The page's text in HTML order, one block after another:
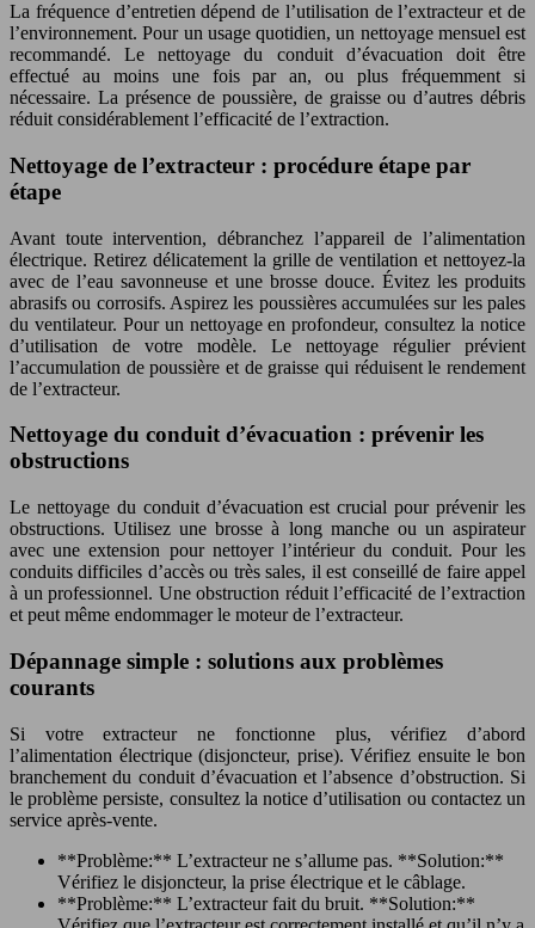
La fréquence d’entretien dépend de l’utilisation de l’extracteur et de
l’environnement. Pour un usage quotidien, un nettoyage mensuel est
recommandé. Le nettoyage du conduit d’évacuation doit être
effectué au moins une fois par an, ou plus fréquemment si
nécessaire. La présence de poussière, de graisse ou d’autres débris
réduit considérablement l’efficacité de l’extraction.
Nettoyage de l’extracteur : procédure étape par
étape
Avant toute intervention, débranchez l’appareil de l’alimentation
électrique. Retirez délicatement la grille de ventilation et nettoyez-la
avec de l’eau savonneuse et une brosse douce. Évitez les produits
abrasifs ou corrosifs. Aspirez les poussières accumulées sur les pales
du ventilateur. Pour un nettoyage en profondeur, consultez la notice
d’utilisation de votre modèle. Le nettoyage régulier prévient
l’accumulation de poussière et de graisse qui réduisent le rendement
de l’extracteur.
Nettoyage du conduit d’évacuation : prévenir les
obstructions
Le nettoyage du conduit d’évacuation est crucial pour prévenir les
obstructions. Utilisez une brosse à long manche ou un aspirateur
avec une extension pour nettoyer l’intérieur du conduit. Pour les
conduits difficiles d’accès ou très sales, il est conseillé de faire appel
à un professionnel. Une obstruction réduit l’efficacité de l’extraction
et peut même endommager le moteur de l’extracteur.
Dépannage simple : solutions aux problèmes
courants
Si votre extracteur ne fonctionne plus, vérifiez d’abord
l’alimentation électrique (disjoncteur, prise). Vérifiez ensuite le bon
branchement du conduit d’évacuation et l’absence d’obstruction. Si
le problème persiste, consultez la notice d’utilisation ou contactez un
service après-vente.
**Problème:** L’extracteur ne s’allume pas. **Solution:**
Vérifiez le disjoncteur, la prise électrique et le câblage.
**Problème:** L’extracteur fait du bruit. **Solution:**